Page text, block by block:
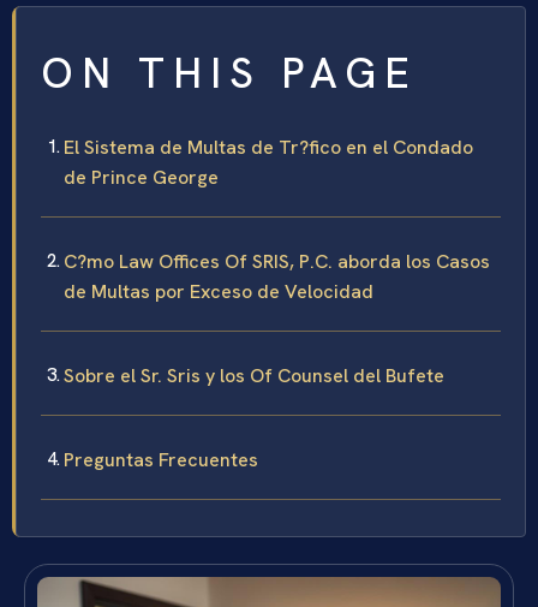
ON THIS PAGE
El Sistema de Multas de Tr?fico en el Condado
de Prince George
C?mo Law Offices Of SRIS, P.C. aborda los Casos
de Multas por Exceso de Velocidad
Sobre el Sr. Sris y los Of Counsel del Bufete
Preguntas Frecuentes